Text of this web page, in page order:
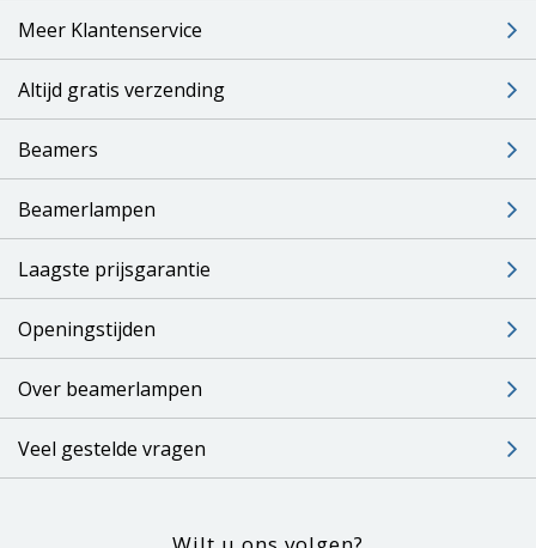
Meer Klantenservice
Altijd gratis verzending
Beamers
Beamerlampen
Laagste prijsgarantie
Openingstijden
Over beamerlampen
Veel gestelde vragen